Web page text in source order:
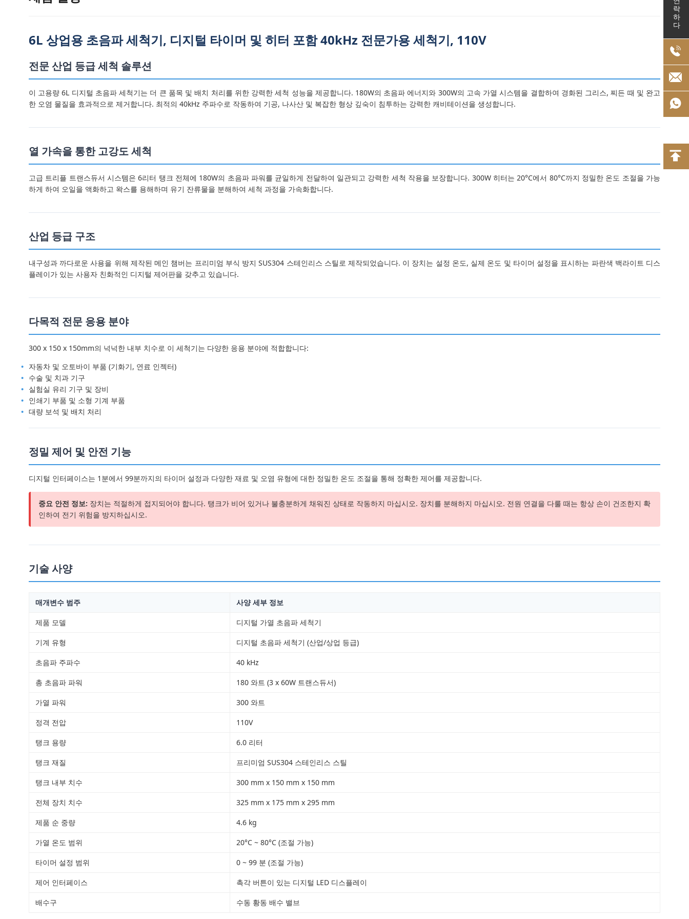
연락하다
6L 상업용 초음파 세척기, 디지털 타이머 및 히터 포함 40kHz 전문가용 세척기, 110V
전문 산업 등급 세척 솔루션
이 고용량 6L 디지털 초음파 세척기는 더 큰 품목 및 배치 처리를 위한 강력한 세척 성능을 제공합니다. 180W의 초음파 에너지와 300W의 고속 가열 시스템을 결합하여 경화된 그리스, 찌든 때 및 완고
한 오염 물질을 효과적으로 제거합니다. 최적의 40kHz 주파수로 작동하여 기공, 나사산 및 복잡한 형상 깊숙이 침투하는 강력한 캐비테이션을 생성합니다.
열 가속을 통한 고강도 세척
고급 트리플 트랜스듀서 시스템은 6리터 탱크 전체에 180W의 초음파 파워를 균일하게 전달하여 일관되고 강력한 세척 작용을 보장합니다. 300W 히터는 20°C에서 80°C까지 정밀한 온도 조절을 가능
하게 하여 오일을 액화하고 왁스를 용해하며 유기 잔류물을 분해하여 세척 과정을 가속화합니다.
산업 등급 구조
내구성과 까다로운 사용을 위해 제작된 메인 챔버는 프리미엄 부식 방지 SUS304 스테인리스 스틸로 제작되었습니다. 이 장치는 설정 온도, 실제 온도 및 타이머 설정을 표시하는 파란색 백라이트 디스
플레이가 있는 사용자 친화적인 디지털 제어판을 갖추고 있습니다.
다목적 전문 응용 분야
300 x 150 x 150mm의 넉넉한 내부 치수로 이 세척기는 다양한 응용 분야에 적합합니다:
자동차 및 오토바이 부품 (기화기, 연료 인젝터)
수술 및 치과 기구
실험실 유리 기구 및 장비
인쇄기 부품 및 소형 기계 부품
대량 보석 및 배치 처리
정밀 제어 및 안전 기능
디지털 인터페이스는 1분에서 99분까지의 타이머 설정과 다양한 재료 및 오염 유형에 대한 정밀한 온도 조절을 통해 정확한 제어를 제공합니다.
중요 안전 정보: 장치는 적절하게 접지되어야 합니다. 탱크가 비어 있거나 불충분하게 채워진 상태로 작동하지 마십시오. 장치를 분해하지 마십시오. 전원 연결을 다룰 때는 항상 손이 건조한지 확
인하여 전기 위험을 방지하십시오.
기술 사양
매개변수 범주 사양 세부 정보
제품 모델 디지털 가열 초음파 세척기
기계 유형 디지털 초음파 세척기 (산업/상업 등급)
초음파 주파수 40 kHz
총 초음파 파워 180 와트 (3 x 60W 트랜스듀서)
가열 파워 300 와트
정격 전압 110V
탱크 용량 6.0 리터
탱크 재질 프리미엄 SUS304 스테인리스 스틸
탱크 내부 치수 300 mm x 150 mm x 150 mm
전체 장치 치수 325 mm x 175 mm x 295 mm
제품 순 중량 4.6 kg
가열 온도 범위 20°C ~ 80°C (조절 가능)
타이머 설정 범위 0 ~ 99 분 (조절 가능)
제어 인터페이스 촉각 버튼이 있는 디지털 LED 디스플레이
배수구 수동 황동 배수 밸브